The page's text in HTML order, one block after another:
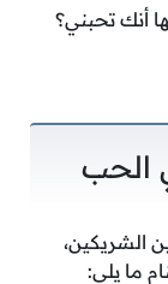
أنك تحبني؟
الحب
الشريكين،
ما يلي: